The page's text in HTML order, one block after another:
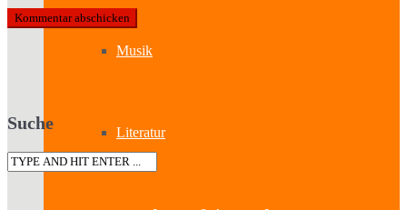
Musik
Literatur
Suche